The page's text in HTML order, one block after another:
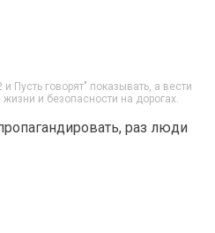
Пусть говорят" показывать, а вести
и безопасности на дорогах.
раз люди